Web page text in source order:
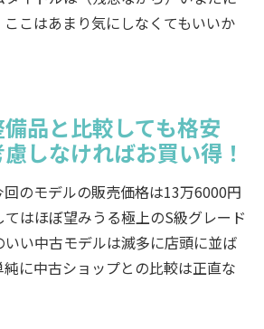
こはあまり気にしなくてもいいか
品と比較しても格安
しなければお買い得！
回のモデルの販売価格は13万6000円
てはほぼ望みうる極上のS級グレード
い中古モデルは滅多に店頭に並ば
に中古ショップとの比較は正直な